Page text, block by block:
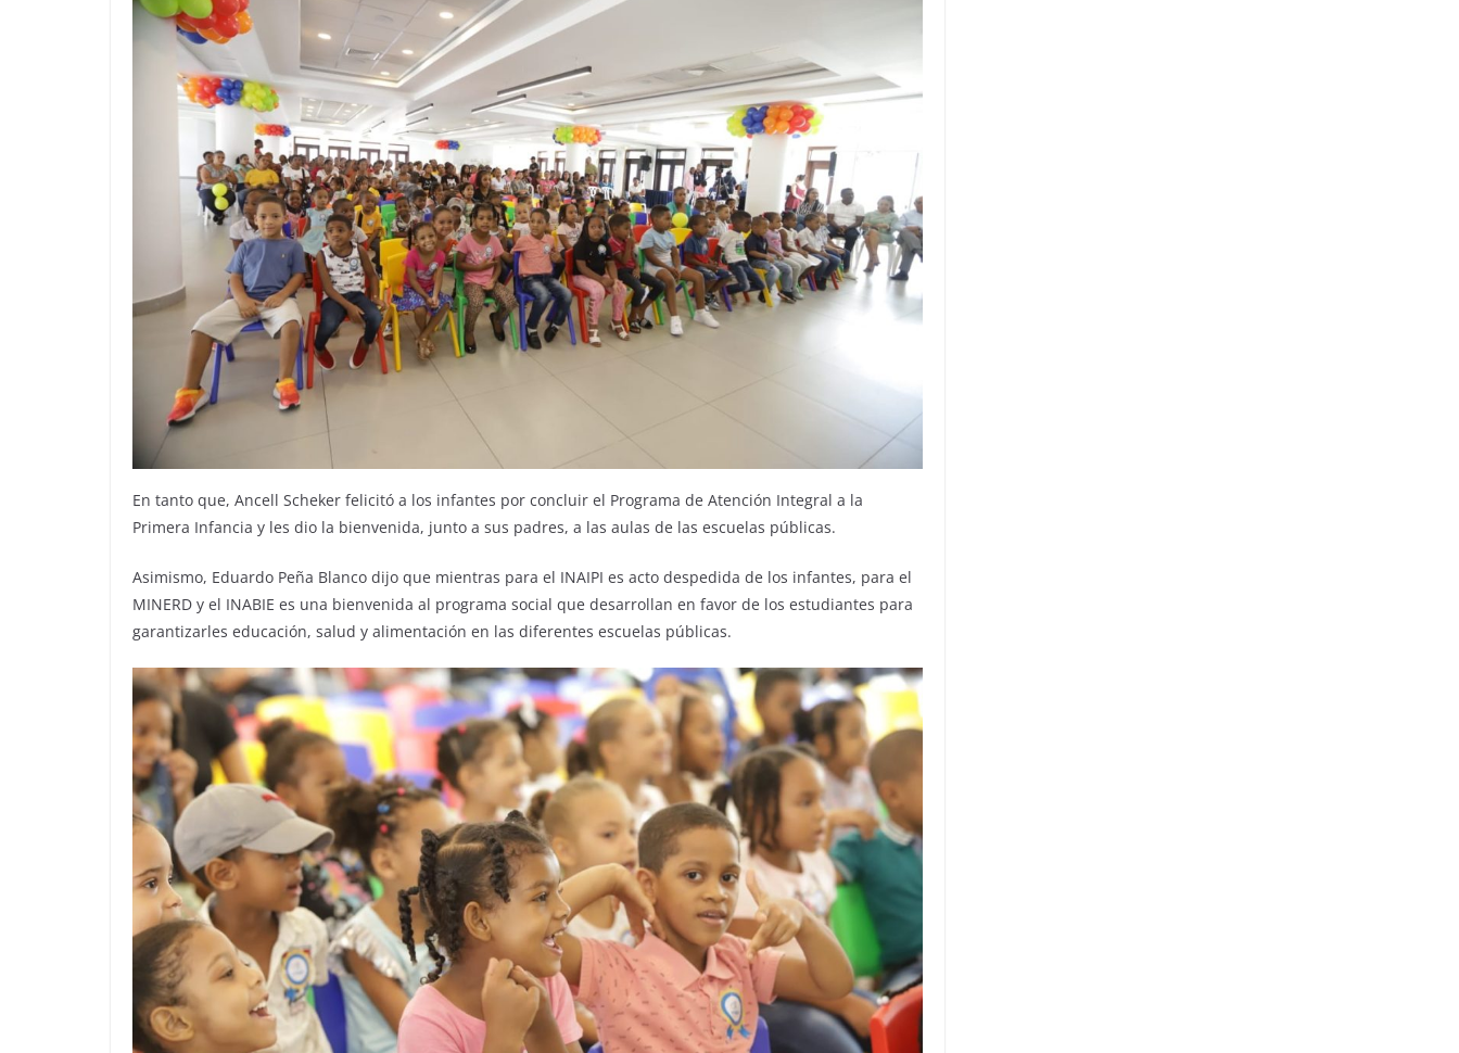
En tanto que, Ancell Scheker felicitó a los infantes por concluir el Programa de Atención Integral a la
Primera Infancia y les dio la bienvenida, junto a sus padres, a las aulas de las escuelas públicas.
Asimismo, Eduardo Peña Blanco dijo que mientras para el INAIPI es acto despedida de los infantes, para el
MINERD y el INABIE es una bienvenida al programa social que desarrollan en favor de los estudiantes para
garantizarles educación, salud y alimentación en las diferentes escuelas públicas.